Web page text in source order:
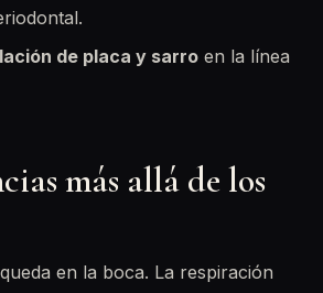
de placa y sarro en la línea
más allá de los
en la boca. La respiración